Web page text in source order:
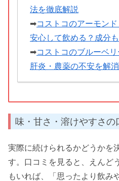
法を徹底解説
➡コストコのアーモン
安心して飲める？成分
➡コストコのブルーベ
肝炎・農薬の不安を解
味・甘さ・溶けやすさの
実際に続けられるかどうかを
す。口コミを見ると、えんど
もいれば、「思ったより飲み